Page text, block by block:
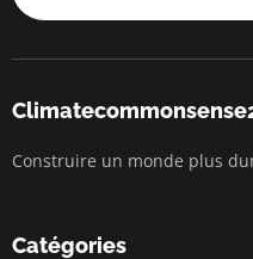
Construire un monde plus
Catégories